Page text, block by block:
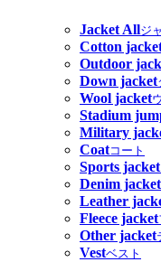
Jacket Allジ
Cotton
Outdoor
Down jacket
Wool jacket
Stadium
Military
Coatコート
Sports jacket
Denim jacket
Leather
Fleece jacket
Other jacket
Vestベスト